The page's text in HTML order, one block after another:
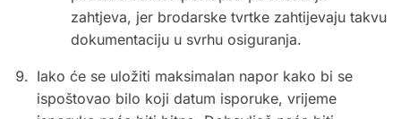
zahtjeva, jer brodarske tvrtke zahtijevaju takvu
dokumentaciju u svrhu osiguranja.
Iako će se uložiti maksimalan napor kako bi se
ispoštovao bilo koji datum isporuke, vrijeme